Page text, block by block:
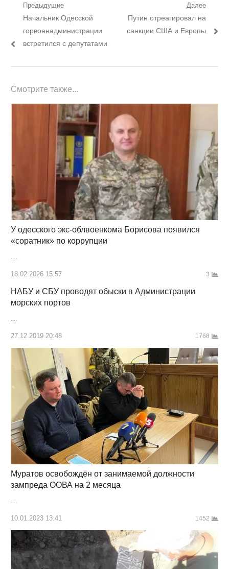
Навигация
записям
Предыдущие
Предыдущий
пост:
Начальник Одесской
горвоенадминистрации
встретился с депутатами
Далее
Следующий
пост:
Путин отреагировал на
санкции США и Европы
Смотрите также...
У одесского экс-облвоенкома Борисова появился
«соратник» по коррупции
…
18.02.2026 15:57 3
НАБУ и СБУ проводят обыски в Администрации
морских портов
27.12.2019 20:48 1768
Муратов освобождён от занимаемой должности
зампреда ООВА на 2 месяца
10.01.2023 13:41 1452